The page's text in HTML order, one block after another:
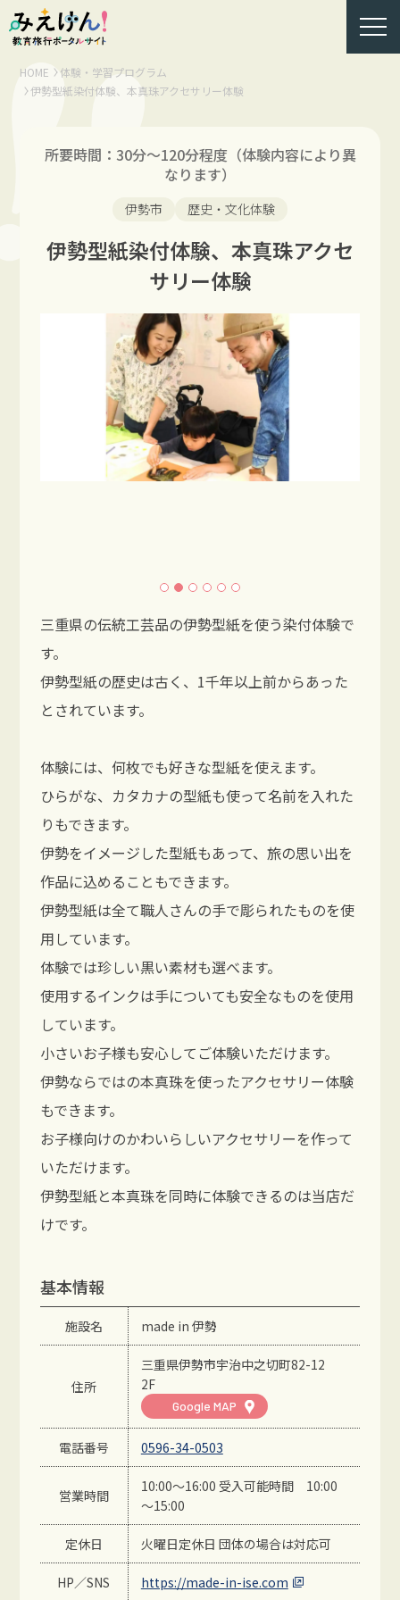
HOME
体験・学習プログラム
伊勢型紙染付体験、本真珠アクセサリー体験
所要時間：30分～120分程度（体験内容により異
なります）
伊勢市 歴史・文化体験
伊勢型紙染付体験、本真珠アクセ
サリー体験
三重県の伝統工芸品の伊勢型紙を使う染付体験で
す。
伊勢型紙の歴史は古く、1千年以上前からあった
とされています。
体験には、何枚でも好きな型紙を使えます。
ひらがな、カタカナの型紙も使って名前を入れた
りもできます。
伊勢をイメージした型紙もあって、旅の思い出を
作品に込めることもできます。
伊勢型紙は全て職人さんの手で彫られたものを使
用しています。
体験では珍しい黒い素材も選べます。
使用するインクは手についても安全なものを使用
しています。
小さいお子様も安心してご体験いただけます。
伊勢ならではの本真珠を使ったアクセサリー体験
もできます。
お子様向けのかわいらしいアクセサリーを作って
いただけます。
伊勢型紙と本真珠を同時に体験できるのは当店だ
けです。
基本情報
施設名 made in 伊勢
住所
三重県伊勢市宇治中之切町82-12
2F
Google MAP
電話番号 0596-34-0503
営業時間
10:00～16:00 受入可能時間 10:00
～15:00
定休日 火曜日定休日 団体の場合は対応可
HP／SNS https://made-in-ise.com